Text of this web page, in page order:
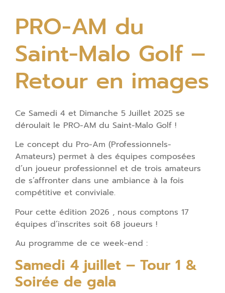
PRO-AM du
Saint-Malo Golf –
Retour en images
Ce Samedi 4 et Dimanche 5 Juillet 2025 se
déroulait le PRO-AM du Saint-Malo Golf !
Le concept du Pro-Am (Professionnels-
Amateurs) permet à des équipes composées
d’un joueur professionnel et de trois amateurs
de s’affronter dans une ambiance à la fois
compétitive et conviviale.
Pour cette édition 2026 , nous comptons 17
équipes d’inscrites soit 68 joueurs !
Au programme de ce week-end :
Samedi 4 juillet – Tour 1 &
Soirée de gala